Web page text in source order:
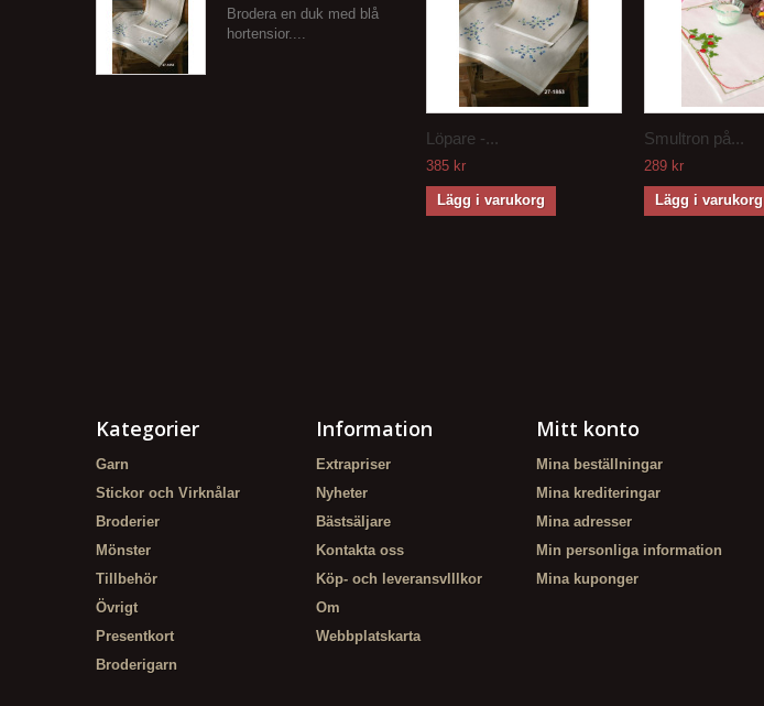
Brodera en duk med blå
hortensior....
Löpare -...
385 kr
Lägg i varukorg
Smultron på...
289 kr
Lägg i varukorg
Kategorier
Garn
Stickor och Virknålar
Broderier
Mönster
Tillbehör
Övrigt
Presentkort
Broderigarn
Information
Extrapriser
Nyheter
Bästsäljare
Kontakta oss
Köp- och leveransvlllkor
Om
Webbplatskarta
Mitt konto
Mina beställningar
Mina krediteringar
Mina adresser
Min personliga information
Mina kuponger